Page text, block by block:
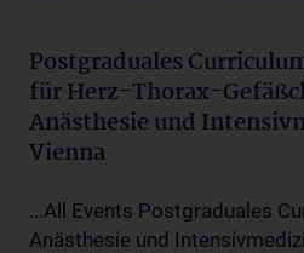
Postgraduales
für Herz-Thorax-
Anästhesie und
Vienna
...All Events Postgraduales
Anästhesie und